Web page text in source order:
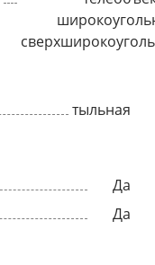
тыльная
Да
Да